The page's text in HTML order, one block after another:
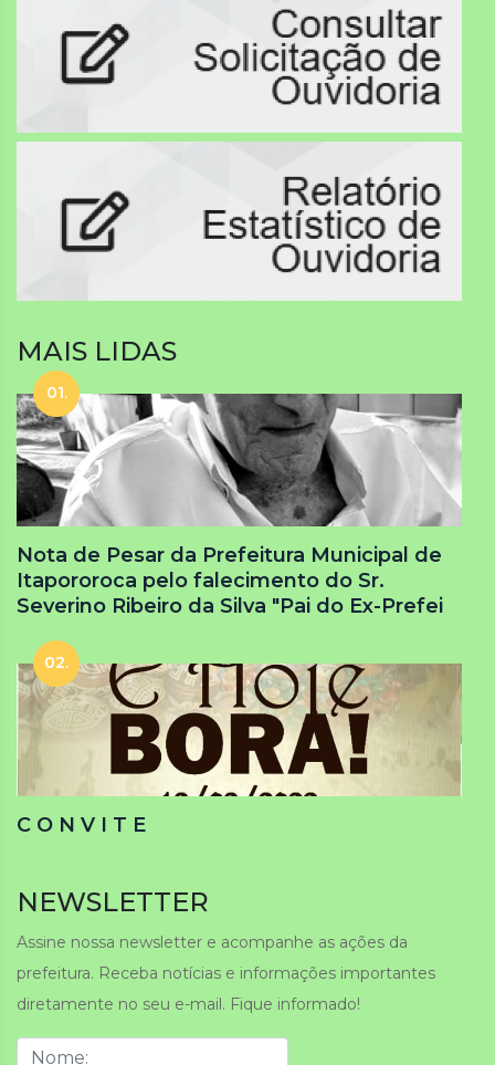
MAIS LIDAS
01.
Nota de Pesar da Prefeitura Municipal de
Itapororoca pelo falecimento do Sr.
Severino Ribeiro da Silva "Pai do Ex-Prefei
02.
C O N V I T E
NEWSLETTER
Assine nossa newsletter e acompanhe as ações da
prefeitura. Receba notícias e informações importantes
diretamente no seu e-mail. Fique informado!